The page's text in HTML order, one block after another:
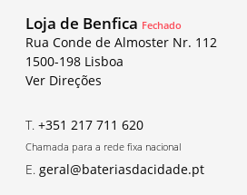
Loja de Benfica Fechado
Rua Conde de Almoster Nr. 112
1500-198 Lisboa
Ver Direções
T. +351 217 711 620
Chamada para a rede fixa nacional
E. geral@bateriasdacidade.pt